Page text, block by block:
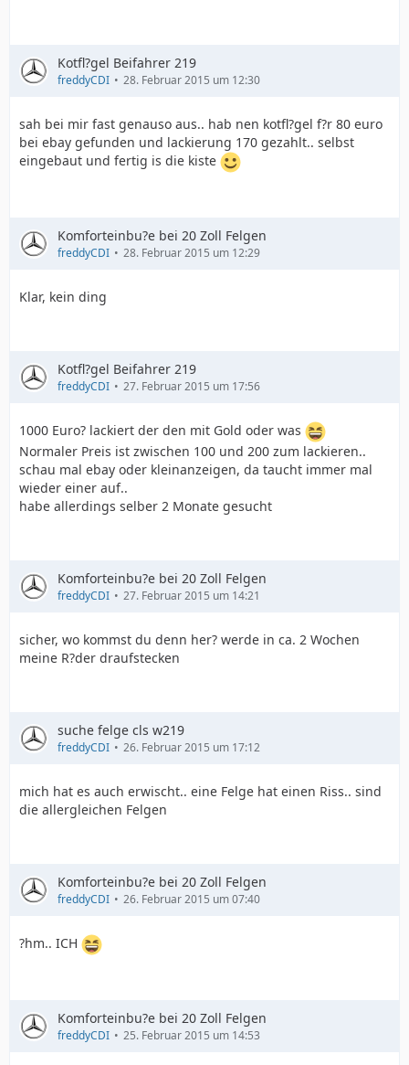
Kotfl?gel Beifahrer 219
freddyCDI 28. Februar 2015 um 12:30
sah bei mir fast genauso aus.. hab nen kotfl?gel f?r 80 euro
bei ebay gefunden und lackierung 170 gezahlt.. selbst
eingebaut und fertig is die kiste
Komforteinbu?e bei 20 Zoll Felgen
freddyCDI 28. Februar 2015 um 12:29
Klar, kein ding
Kotfl?gel Beifahrer 219
freddyCDI 27. Februar 2015 um 17:56
1000 Euro? lackiert der den mit Gold oder was
Normaler Preis ist zwischen 100 und 200 zum lackieren..
schau mal ebay oder kleinanzeigen, da taucht immer mal
wieder einer auf..
habe allerdings selber 2 Monate gesucht
Komforteinbu?e bei 20 Zoll Felgen
freddyCDI 27. Februar 2015 um 14:21
sicher, wo kommst du denn her? werde in ca. 2 Wochen
meine R?der draufstecken
suche felge cls w219
freddyCDI 26. Februar 2015 um 17:12
mich hat es auch erwischt.. eine Felge hat einen Riss.. sind
die allergleichen Felgen
Komforteinbu?e bei 20 Zoll Felgen
freddyCDI 26. Februar 2015 um 07:40
?hm.. ICH
Komforteinbu?e bei 20 Zoll Felgen
freddyCDI 25. Februar 2015 um 14:53